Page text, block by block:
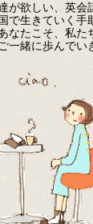
が欲しい、英会
で生きていく手
なたこそ、私た
一緒に歩んでい